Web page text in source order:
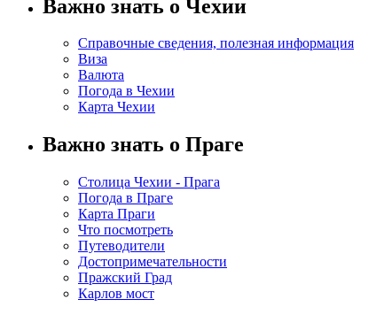
Важно знать о Чехии
Справочные сведения, полезная информация
Виза
Валюта
Погода в Чехии
Карта Чехии
Важно знать о Праге
Столица Чехии - Прага
Погода в Праге
Карта Праги
Что посмотреть
Путеводители
Достопримечательности
Пражский Град
Карлов мост